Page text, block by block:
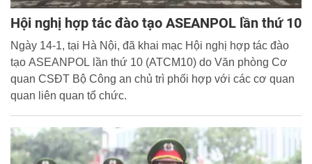
Hội nghị hợp tác đào tạo ASEANPOL lần thứ 10
Ngày 14-1, tại Hà Nội, đã khai mạc Hội nghị hợp tác đào
tạo ASEANPOL lần thứ 10 (ATCM10) do Văn phòng Cơ
quan CSĐT Bộ Công an chủ trì phối hợp với các cơ quan
quan liên quan tổ chức.